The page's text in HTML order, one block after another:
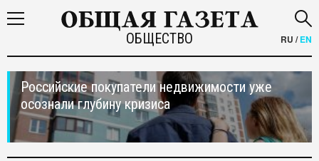
ОБЩЕСТВО RU /EN
Российские покупатели недвижимости уже
осознали глубину кризиса